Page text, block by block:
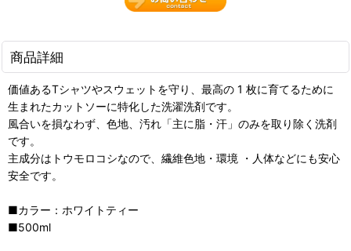
商品詳細
価値あるTシャツやスウェットを守り、最高の 1 枚に育てるために
生まれたカットソーに特化した洗濯洗剤です。
風合いを損なわず、色地、汚れ「主に脂・汗」のみを取り除く洗剤
です。
主成分はトウモロコシなので、繊維色地・環境 ・人体などにも安心
安全です。
■カラー：ホワイトティー
■500ml